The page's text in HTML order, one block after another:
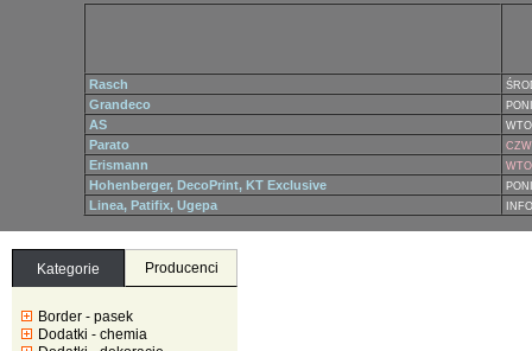
Rasch
Grandeco
AS
Parato
Erismann
Hohenberger, DecoPrint, KT Exclusive
Linea, Patifix, Ugepa
Kategorie Producenci
Border - pasek
Dodatki - chemia